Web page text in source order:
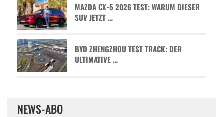
MAZDA CX-5 2026 TEST: WARUM DIESER
SUV JETZT …
BYD ZHENGZHOU TEST TRACK: DER
ULTIMATIVE …
NEWS-ABO